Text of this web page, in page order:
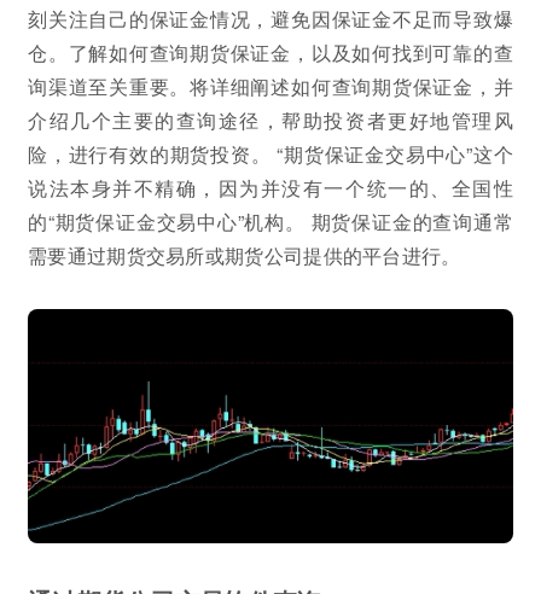
刻关注自己的保证金情况，避免因保证金不足而导致爆
仓。了解如何查询期货保证金，以及如何找到可靠的查
询渠道至关重要。将详细阐述如何查询期货保证金，并
介绍几个主要的查询途径，帮助投资者更好地管理风
险，进行有效的期货投资。 “期货保证金交易中心”这个
说法本身并不精确，因为并没有一个统一的、全国性
的“期货保证金交易中心”机构。 期货保证金的查询通常
需要通过期货交易所或期货公司提供的平台进行。